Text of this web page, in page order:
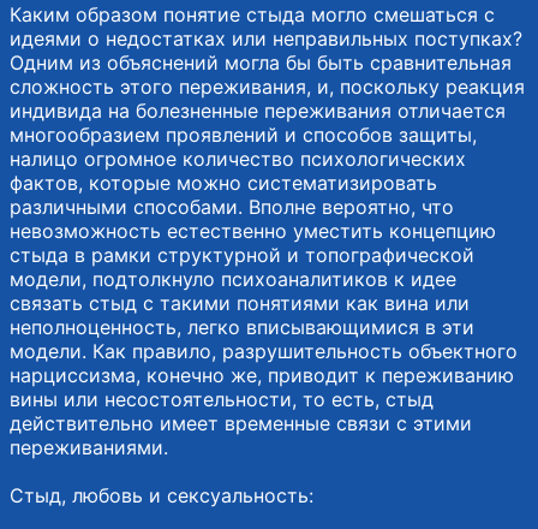
Каким образом понятие стыда могло смешаться с
идеями о недостатках или неправильных поступках?
Одним из объяснений могла бы быть сравнительная
сложность этого переживания, и, поскольку реакция
индивида на болезненные переживания отличается
многообразием проявлений и способов защиты,
налицо огромное количество психологических
фактов, которые можно систематизировать
различными способами. Вполне вероятно, что
невозможность естественно уместить концепцию
стыда в рамки структурной и топографической
модели, подтолкнуло психоаналитиков к идее
связать стыд с такими понятиями как вина или
неполноценность, легко вписывающимися в эти
модели. Как правило, разрушительность объектного
нарциссизма, конечно же, приводит к переживанию
вины или несостоятельности, то есть, стыд
действительно имеет временные связи с этими
переживаниями.
Стыд, любовь и сексуальность: